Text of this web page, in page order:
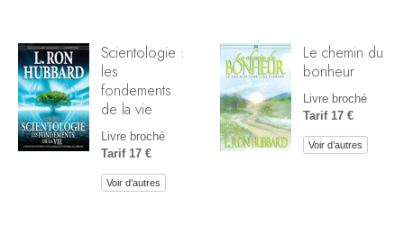
Scientologie :
les
fondements
de la vie
Livre broché
Tarif 17 €
Voir d’autres
Le chemin du
bonheur
Livre broché
Tarif 17 €
Voir d’autres